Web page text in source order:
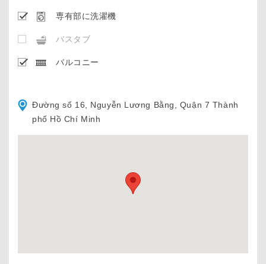
専有部に洗濯機
バスタブ
バルコニー
Đường số 16, Nguyễn Lương Bằng, Quận 7 Thành
phố Hồ Chí Minh